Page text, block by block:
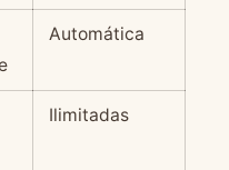
Automática
Ilimitadas